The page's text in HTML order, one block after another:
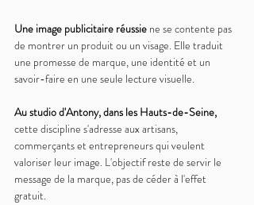
Une image publicitaire réussie ne se contente pas
de montrer un produit ou un visage. Elle traduit
une promesse de marque, une identité et un
savoir-faire en une seule lecture visuelle.
Au studio d'Antony, dans les Hauts-de-Seine,
cette discipline s'adresse aux artisans,
commerçants et entrepreneurs qui veulent
valoriser leur image. L'objectif reste de servir le
message de la marque, pas de céder à l'effet
gratuit.